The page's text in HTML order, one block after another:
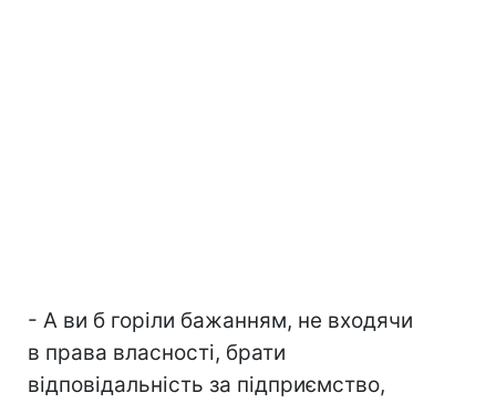
- А ви б горіли бажанням, не входячи
в права власності, брати
відповідальність за підприємство,